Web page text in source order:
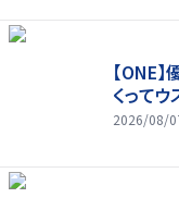
【ONE
くって
2026/08/